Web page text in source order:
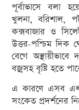
পূর্বাভাসে বলা
খুলনা, বরিশাল,
কক্সবাজার ও
উত্তর-পশ্চিম দিক
বেগে
বজ্রসহ বৃষ্টি হতে
এ কারণে এসব
সংকেত প্রদর্শনের